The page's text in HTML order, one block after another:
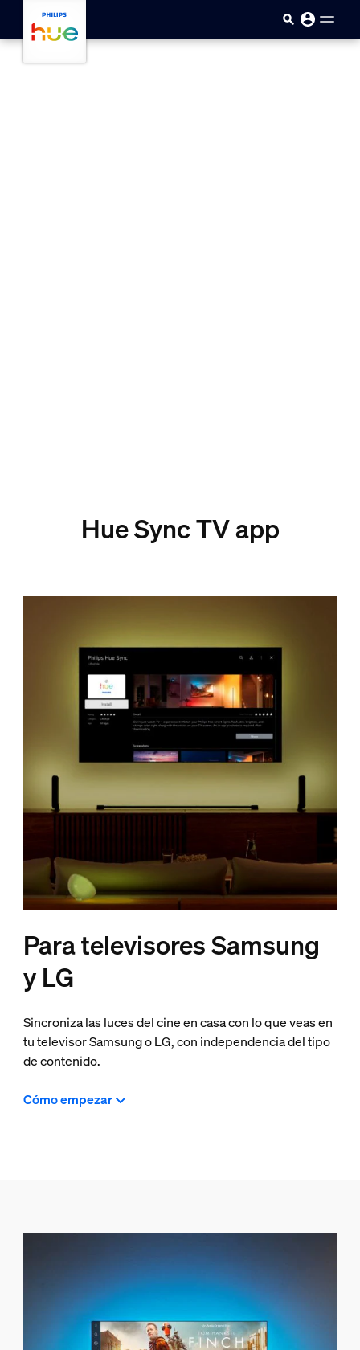
Hue Sync TV app
Para televisores Samsung
y LG
Sincroniza las luces del cine en casa con lo que veas en
tu televisor Samsung o LG, con independencia del tipo
de contenido.
Cómo empezar